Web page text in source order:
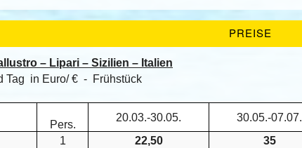
PREISE
– Lipari – Sizilien – Italien
Tag in Euro/ € - Frühstück
Pers.
20.03.-30.05. 30.05.-07.07.
1 22,50 35